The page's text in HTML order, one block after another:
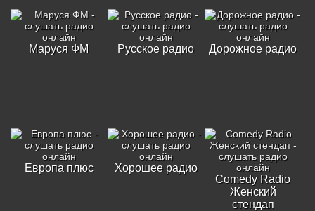
Маруся ФМ Русское радио Дорожное радио
Европа плюс
Хорошее радио
Comedy Radio
Женский
стендап